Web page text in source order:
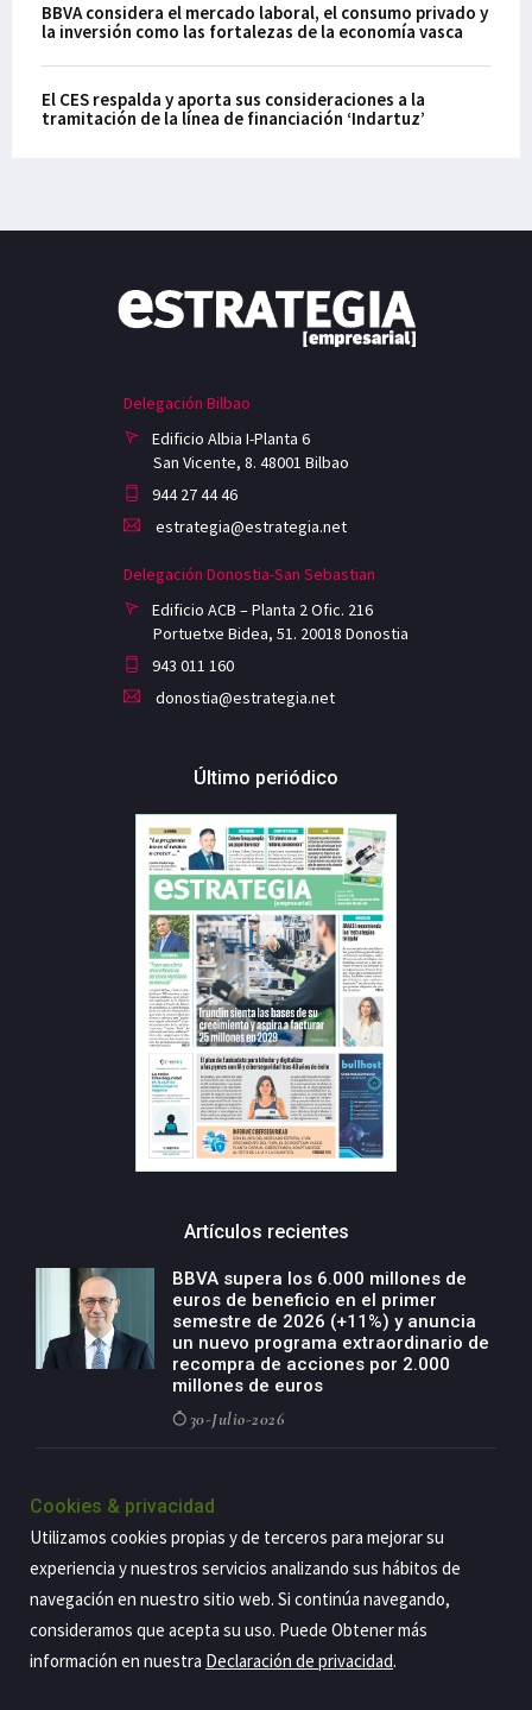
BBVA considera el mercado laboral, el consumo privado y
la inversión como las fortalezas de la economía vasca
El CES respalda y aporta sus consideraciones a la
tramitación de la línea de financiación ‘Indartuz’
Delegación Bilbao
Edificio Albia I-Planta 6
San Vicente, 8. 48001 Bilbao
944 27 44 46
estrategia@estrategia.net
Delegación Donostia-San Sebastian
Edificio ACB – Planta 2 Ofic. 216
Portuetxe Bidea, 51. 20018 Donostia
943 011 160
donostia@estrategia.net
Último periódico
Artículos recientes
BBVA supera los 6.000 millones de
euros de beneficio en el primer
semestre de 2026 (+11%) y anuncia
un nuevo programa extraordinario de
recompra de acciones por 2.000
millones de euros
30-Julio-2026
negocio agro con un modelo global
de especialización presente en siete
países
29-Julio-2026
Cookies & privacidad
Utilizamos cookies propias y de terceros para mejorar su
experiencia y nuestros servicios analizando sus hábitos de
navegación en nuestro sitio web. Si continúa navegando,
consideramos que acepta su uso. Puede Obtener más
información en nuestra Declaración de privacidad.